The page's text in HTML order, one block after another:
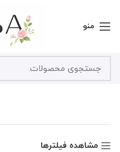
منو
مشاهده فیلترها